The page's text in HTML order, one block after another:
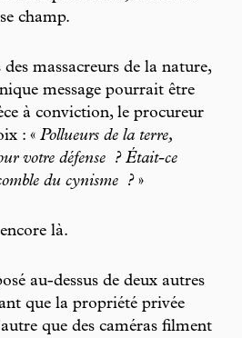
champ.
massacreurs de la nature,
message pourrait être
à conviction, le procureur
: « Pollueurs de la terre,
votre défense
? Était-ce
du cynisme
?»
là.
au-dessus de deux autres
que la propriété privée
que des caméras filment